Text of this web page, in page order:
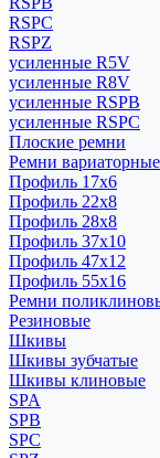
RSPC
RSPZ
усиленные R5V
усиленные R8V
усиленные RSPB
усиленные RSPC
Плоские ремни
Ремни вариаторные
Профиль 17x6
Профиль 22x8
Профиль 28x8
Профиль 37x10
Профиль 47x12
Профиль 55x16
Ремни
Резиновые
Шкивы
Шкивы зубчатые
Шкивы клиновые
SPA
SPB
SPC